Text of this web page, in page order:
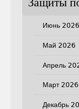
Защиты
Июнь 2026
Май 2026
Апрель
Март 2026
Декабрь